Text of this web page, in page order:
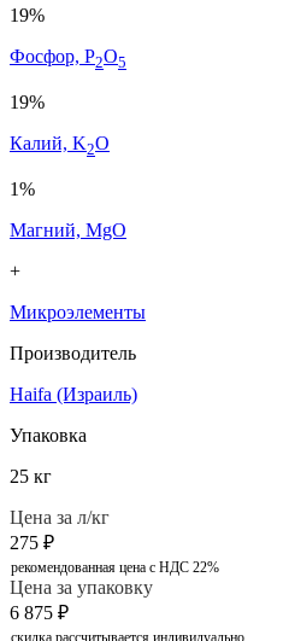
19%
Фосфор, P2O5
19%
Калий, K2O
1%
Магний, MgO
+
Микроэлементы
Производитель
Haifa (Израиль)
Упаковка
25 кг
Цена за л/кг
275 ₽
рекомендованная цена с НДС 22%
Цена за упаковку
6 875 ₽
скидка рассчитывается индивидуально